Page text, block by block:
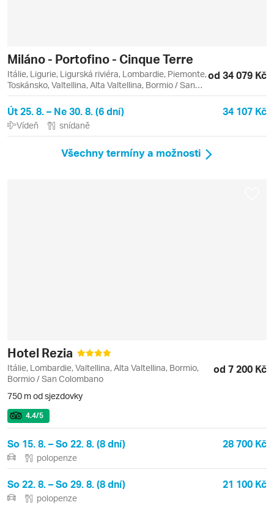
Miláno - Portofino - Cinque Terre
Itálie, Ligurie, Ligurská riviéra, Lombardie, Piemonte,
Toskánsko, Valtellina, Alta Valtellina, Bormio / San
Colombano, Camogli, Cinque Terre, La Spezia,
Manarola, Milán, Montecatini Terme, Portofino, San
Carlo, San Fruttuoso, Turín, Vernazza
od 34 079 Kč
Út 25. 8. – Ne 30. 8. (6 dní) 34 107 Kč
Vídeň snídaně
Všechny termíny a možnosti
Hotel Rezia
Itálie, Lombardie, Valtellina, Alta Valtellina, Bormio,
Bormio / San Colombano
od 7 200 Kč
750 m od sjezdovky
4.4/5
So 15. 8. – So 22. 8. (8 dní) 28 700 Kč
polopenze
So 22. 8. – So 29. 8. (8 dní) 21 100 Kč
polopenze